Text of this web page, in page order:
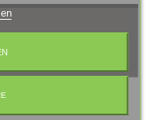
mit